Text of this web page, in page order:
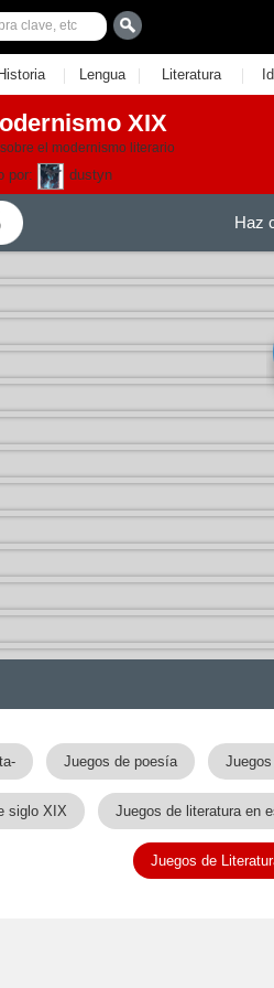
Historia | Lengua | Literatura |
XIX
el modernismo literario
por: dustyn
Haz
Juegos de poesía
siglo XIX Juegos de literatura en
Juegos de